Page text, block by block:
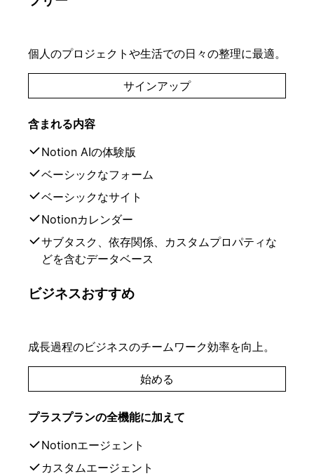
個人のプロジェクトや生活での日々の整理に最適。
サインアップ
含まれる内容
Notion AIの体験版
ベーシックなフォーム
ベーシックなサイト
Notionカレンダー
サブタスク、依存関係、カスタムプロパティな
どを含むデータベース
ビジネスおすすめ
成長過程のビジネスのチームワーク効率を向上。
始める
プラスプランの全機能に加えて
Notionエージェント
カスタムエージェント